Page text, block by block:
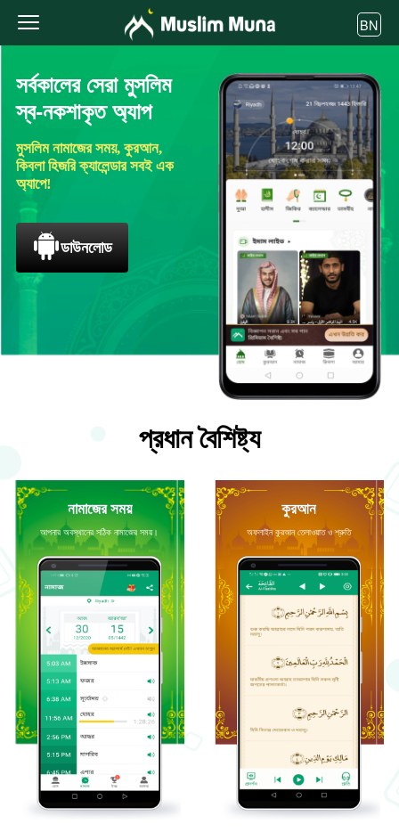
BN
সর্বকালের সেরা মুসলিম
স্ব-নকশাকৃত অ্যাপ
মুসলিম নামাজের সময়, কুরআন,
কিবলা হিজরি ক্যালেন্ডার সবই এক
অ্যাপে!
ডাউনলোড
প্রধান বৈশিষ্ট্য
নামাজের সময়
আপনার অবস্থানের সঠিক নামাজের সময়।
কুরআন
অফলাইন কুরআন তেলাওয়াত ও শ্রুতি